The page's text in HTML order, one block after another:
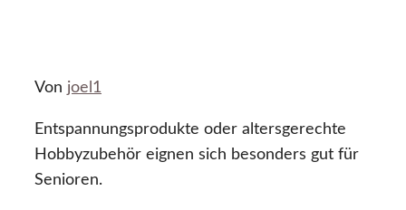
Von joel1
Entspannungsprodukte oder altersgerechte
Hobbyzubehör eignen sich besonders gut für
Senioren.